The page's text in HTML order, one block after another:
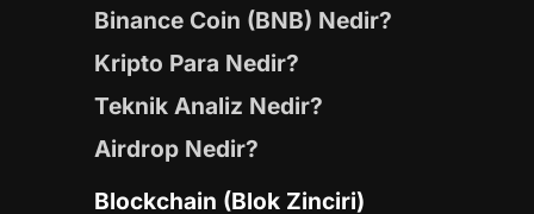
Binance Coin (BNB) Nedir?
Kripto Para Nedir?
Teknik Analiz Nedir?
Airdrop Nedir?
Blockchain (Blok Zinciri)